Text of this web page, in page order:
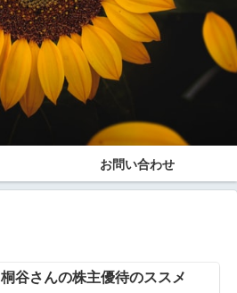
お問い合わせ
桐谷さんの株主優待のススメ